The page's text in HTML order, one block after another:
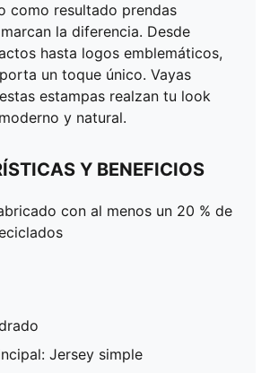
como resultado prendas
la diferencia. Desde
hasta logos emblemáticos,
un toque único. Vayas
estampas realzan tu look
y natural.
Y BENEFICIOS
con al menos un 20 % de
Jersey simple